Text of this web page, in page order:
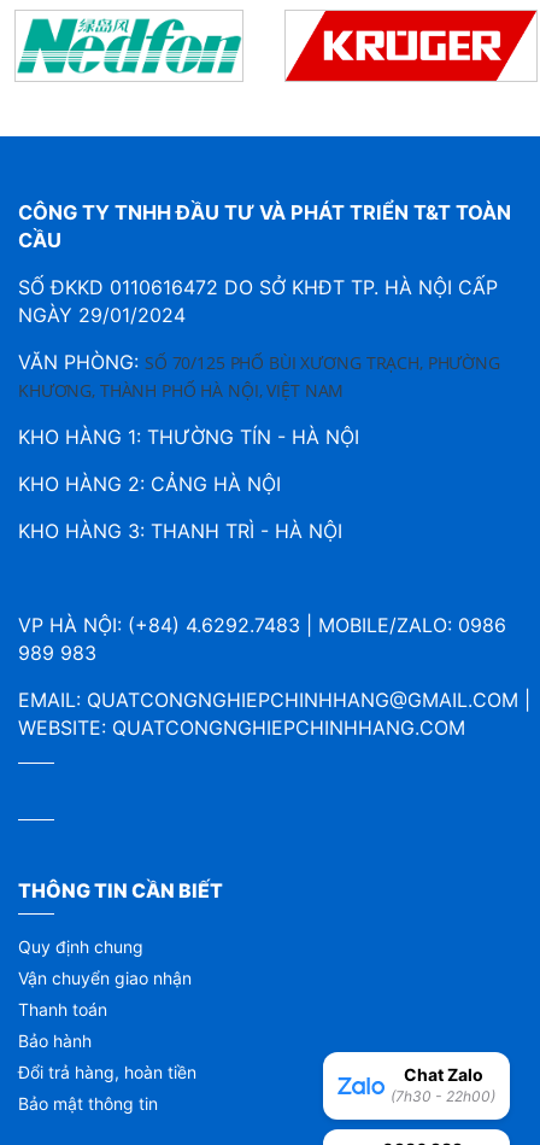
CÔNG TY TNHH ĐẦU TƯ VÀ PHÁT TRIỂN T&T TOÀN
CẦU
SỐ ĐKKD 0110616472 DO SỞ KHĐT TP. HÀ NỘI CẤP
NGÀY 29/01/2024
VĂN PHÒNG: SỐ 70/125 PHỐ BÙI XƯƠNG TRẠCH, PHƯỜNG
KHƯƠNG, THÀNH PHỐ HÀ NỘI, VIỆT NAM
KHO HÀNG 1: THƯỜNG TÍN - HÀ NỘI
KHO HÀNG 2: CẢNG HÀ NỘI
KHO HÀNG 3: THANH TRÌ - HÀ NỘI
VP HÀ NỘI: (+84) 4.6292.7483 | MOBILE/ZALO: 0986
989 983
EMAIL: QUATCONGNGHIEPCHINHHANG@GMAIL.COM
WEBSITE: QUATCONGNGHIEPCHINHHANG.COM
THÔNG TIN CẦN BIẾT
Quy định chung
Vận chuyển giao nhận
Thanh toán
Bảo hành
Đổi trả hàng, hoàn tiền
Bảo mật thông tin
Chat Zalo
(7h30 - 22h00)